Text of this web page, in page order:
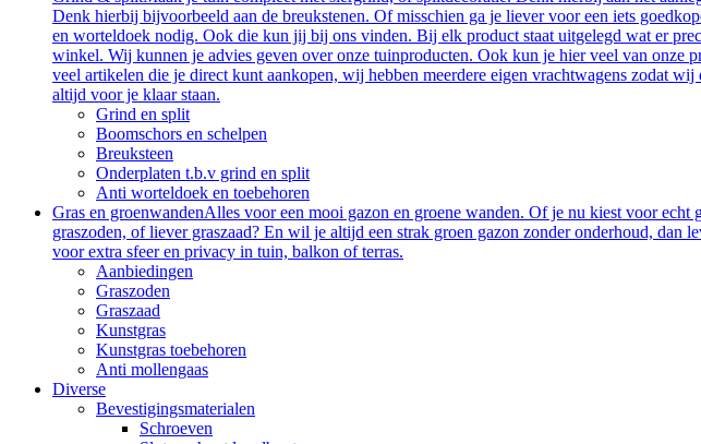
Denk hierbij bijvoorbeeld aan de breukstenen. Of misschien ga je liever voor een iets
en worteldoek nodig. Ook die kun jij bij ons vinden. Bij elk product staat uitgelegd wat er
winkel. Wij kunnen je advies geven over onze tuinproducten. Ook kun je hier veel van
veel artikelen die je direct kunt aankopen, wij hebben meerdere eigen vrachtwagens zodat
altijd voor je klaar staan.
Grind en split
Boomschors en schelpen
Breuksteen
Onderplaten t.b.v grind en split
Anti worteldoek en toebehoren
Gras en groenwandenAlles voor een mooi gazon en groene wanden. Of je nu kiest voor
graszoden, of liever graszaad? En wil je altijd een strak groen gazon zonder onderhoud,
voor extra sfeer en privacy in tuin, balkon of terras.
Aanbiedingen
Graszoden
Graszaad
Kunstgras
Kunstgras toebehoren
Anti mollengaas
Diverse
Bevestigingsmaterialen
Schroeven